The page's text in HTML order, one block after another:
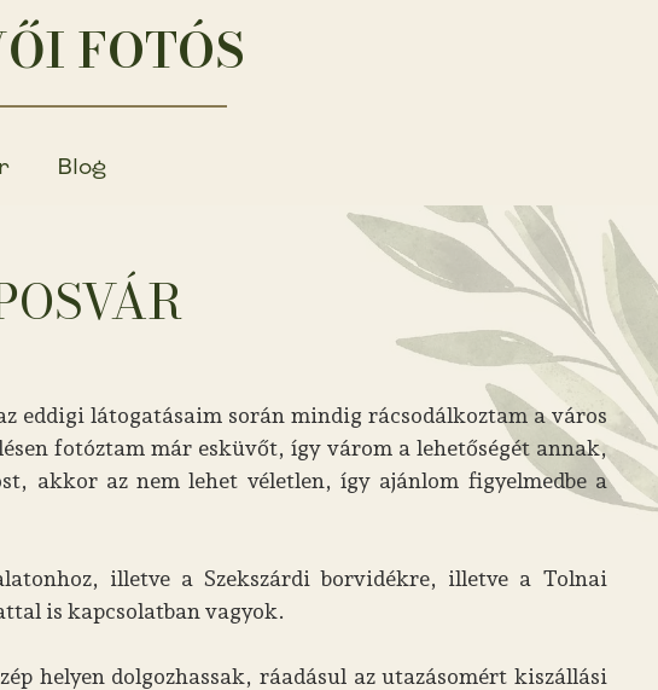
FOTÓS
Blog
eddigi látogatásaim során mindig rácsodálkoztam a város
fotóztam már esküvőt, így várom a lehetőségét annak,
akkor az nem lehet véletlen, így ajánlom figyelmedbe a
illetve a Szekszárdi borvidékre, illetve a Tolnai
is kapcsolatban vagyok.
helyen dolgozhassak, ráadásul az utazásomért kiszállási